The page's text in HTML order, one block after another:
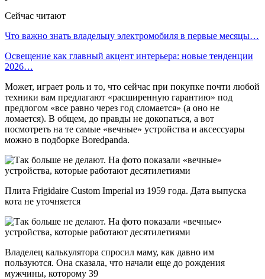
Сейчас читают
Что важно знать владельцу электромобиля в первые месяцы…
Освещение как главный акцент интерьера: новые тенденции
2026…
Может, играет роль и то, что сейчас при покупке почти любой
техники вам предлагают «расширенную гарантию» под
предлогом «все равно через год сломается» (а оно не
ломается). В общем, до правды не докопаться, а вот
посмотреть на те самые «вечные» устройства и аксессуары
можно в подборке Boredpanda.
Плита Frigidaire Custom Imperial из 1959 года. Дата выпуска
кота не уточняется
Владелец калькулятора спросил маму, как давно им
пользуются. Она сказала, что начали еще до рождения
мужчины, которому 39